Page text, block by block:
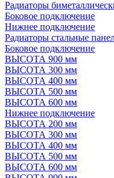
Радиаторы
Боковое подключение
Нижнее подключение
Радиаторы стальные
Боковое подключение
ВЫСОТА 900 мм
ВЫСОТА 300 мм
ВЫСОТА 400 мм
ВЫСОТА 500 мм
ВЫСОТА 600 мм
Нижнее подключение
ВЫСОТА 200 мм
ВЫСОТА 300 мм
ВЫСОТА 400 мм
ВЫСОТА 500 мм
ВЫСОТА 600 мм